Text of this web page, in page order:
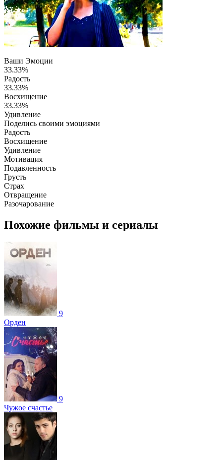
Ваши Эмоции
33.33%
Радость
33.33%
Восхищение
33.33%
Удивление
Поделись своими эмоциями
Радость
Восхищение
Удивление
Мотивация
Подавленность
Грусть
Страх
Отвращение
Разочарование
Похожие фильмы и сериалы
9
Орден
9
Чужое счастье